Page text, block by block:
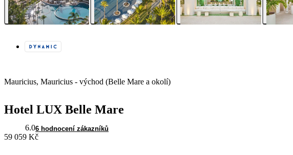
Mauricius, Mauricius - východ (Belle Mare a okolí)
Hotel LUX Belle Mare
6.06 hodnocení zákazníků
59 059 Kč